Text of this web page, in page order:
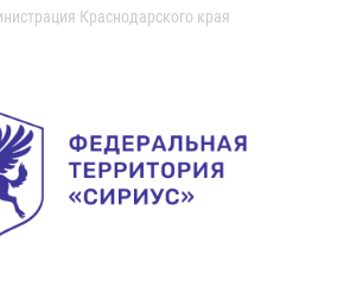
Краснодарского края